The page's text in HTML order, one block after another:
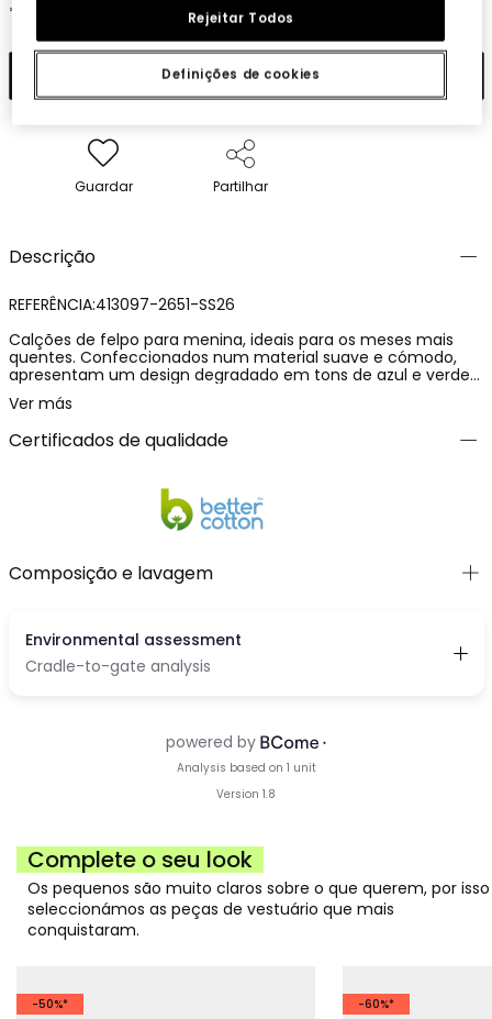
*Desconto aplicado sobre o preço de época
Adicionar
Guardar Partilhar
Descrição
REFERÊNCIA:413097-2651-SS26
Calções de felpo para menina, ideais para os meses mais
quentes. Confeccionados num material suave e cómodo,
apresentam um design degradado em tons de azul e verde
que adiciona um toque fresco e vibrante. Perfeitos para
atividades diárias graças à sua funcionalidade e liberdade de
movimentos. Disponíveis em tamanhos desde os 2 anos até
aos 14 anos. O seu estilo casual torna-os fáceis de combinar
Ver más
Certificados de qualidade
Composição e lavagem
Complete o seu look
Os pequenos são muito claros sobre o que querem, por isso
seleccionámos as peças de vestuário que mais
conquistaram.
-50%* -60%*
Definições de cookies
Rejeitar Todos